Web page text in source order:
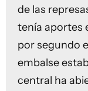
de las
tenía aportes
por segundo
embalse
central ha